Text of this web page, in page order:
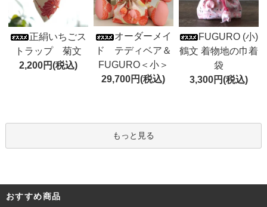
正絹いちごス
トラップ 菊文
2,200円(税込)
オーダーメイ
ド テディベア＆
FUGURO＜小＞
29,700円(税込)
FUGURO (小)
鶴文 着物地の巾着
袋
3,300円(税込)
もっと見る
おすすめ商品